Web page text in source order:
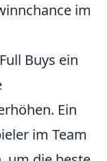
im
Buys ein
Ein
im Team